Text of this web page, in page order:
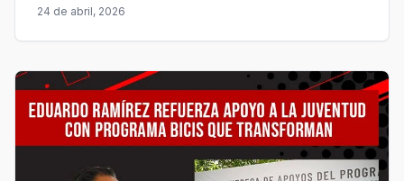
24 de abril, 2026